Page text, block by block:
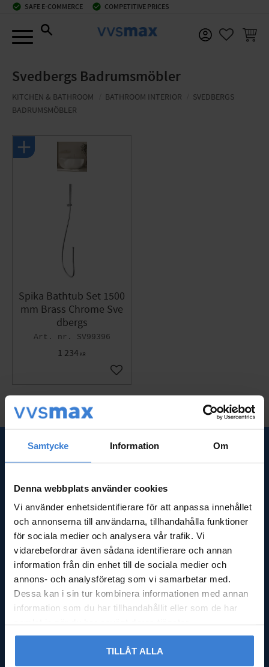
Samtycke Information Om
Denna webbplats använder cookies
Vi använder enhetsidentifierare för att anpassa innehållet
och annonserna till användarna, tillhandahålla funktioner
för sociala medier och analysera vår trafik. Vi
vidarebefordrar även sådana identifierare och annan
information från din enhet till de sociala medier och
annons- och analysföretag som vi samarbetar med.
Dessa kan i sin tur kombinera informationen med annan
information som du har tillhandahållit eller som de har
TILLÅT ALLA
check_circle SAFE E-COMMERCE check_circle COMPETITIVE PRICES
BASKET
Svedbergs Badrumsmöbler
KITCHEN & BATHROOM BATHROOM INTERIOR
SVEDBERGS
BADRUMSMÖBLER
Spika Bathtub Set 1500
mm Brass Chrome Sve
dbergs
SV99396
1 234 KR
Add to favorites
SNABBLÄNKAR
Om oss
Frågor & svar
Nyheter
Kassa
Köpvillkor
Integritetspolicy
Reklamation & retur
Nöjd med din beställning?
Logga in